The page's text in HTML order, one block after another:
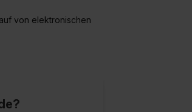
von elektronischen